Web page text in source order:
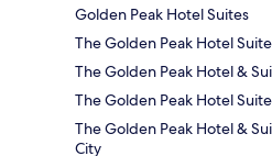
Golden Peak Hotel Suites
The Golden Peak Hotel
The Golden Peak Hotel &
The Golden Peak Hotel
The Golden Peak Hotel &
City